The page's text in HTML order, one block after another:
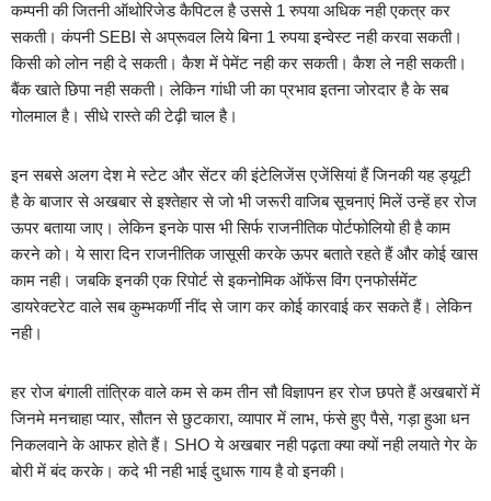
कम्पनी की जितनी ऑथोरिजेड कैपिटल है उससे 1 रुपया अधिक नही एकत्र कर
सकती। कंपनी SEBI से अप्रूवल लिये बिना 1 रुपया इन्वेस्ट नही करवा सकती।
किसी को लोन नही दे सकती। कैश में पेमेंट नही कर सकती। कैश ले नही सकती।
बैंक खाते छिपा नही सकती। लेकिन गांधी जी का प्रभाव इतना जोरदार है के सब
गोलमाल है। सीधे रास्ते की टेढ़ी चाल है।
इन सबसे अलग देश मे स्टेट और सेंटर की इंटेलिजेंस एजेंसियां हैं जिनकी यह ड्यूटी
है के बाजार से अखबार से इश्तेहार से जो भी जरूरी वाजिब सूचनाएं मिलें उन्हें हर रोज
ऊपर बताया जाए। लेकिन इनके पास भी सिर्फ राजनीतिक पोर्टफोलियो ही है काम
करने को। ये सारा दिन राजनीतिक जासूसी करके ऊपर बताते रहते हैं और कोई खास
काम नही। जबकि इनकी एक रिपोर्ट से इकनोमिक ऑफेंस विंग एनफोर्समेंट
डायरेक्टरेट वाले सब कुम्भकर्णी नींद से जाग कर कोई कारवाई कर सकते हैं। लेकिन
नही।
हर रोज बंगाली तांत्रिक वाले कम से कम तीन सौ विज्ञापन हर रोज छपते हैं अखबारों में
जिनमे मनचाहा प्यार, सौतन से छुटकारा, व्यापार में लाभ, फंसे हुए पैसे, गड़ा हुआ धन
निकलवाने के आफर होते हैं। SHO ये अखबार नही पढ़ता क्या क्यों नही लयाते गेर के
बोरी में बंद करके। कदे भी नही भाई दुधारू गाय है वो इनकी।